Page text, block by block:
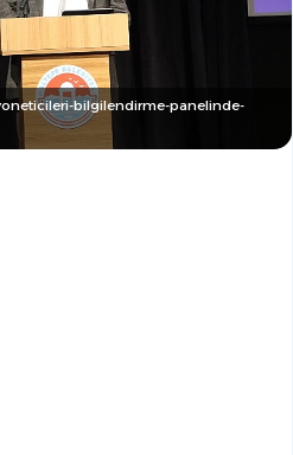
bilgilendirme-panelinde-